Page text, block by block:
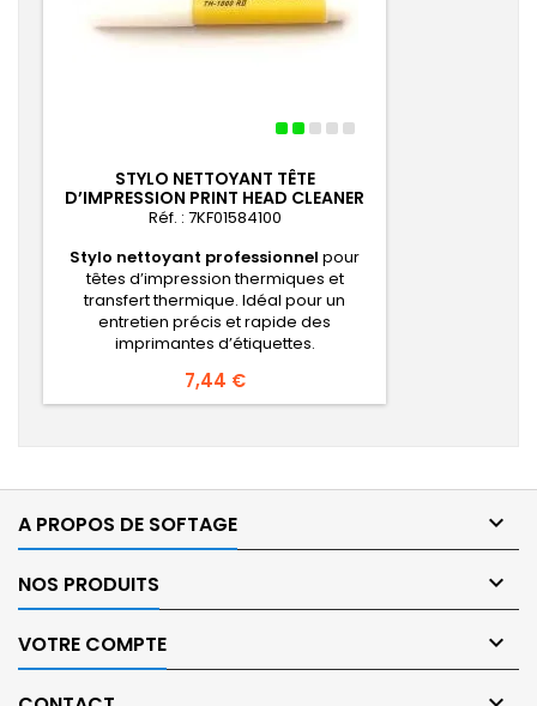
STYLO NETTOYANT TÊTE
D’IMPRESSION PRINT HEAD CLEANER
(TH-1000N RII)
Réf. : 7KF01584100
Stylo nettoyant professionnel pour
têtes d’impression thermiques et
transfert thermique. Idéal pour un
entretien précis et rapide des
imprimantes d’étiquettes.
Prix
7,44 €
A PROPOS DE SOFTAGE 
NOS PRODUITS 
VOTRE COMPTE 